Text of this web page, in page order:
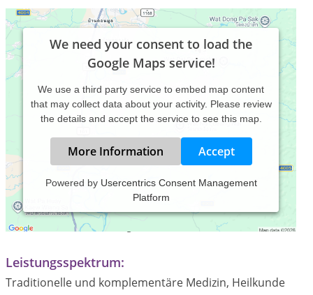
We need your consent to load the
Google Maps service!
We use a third party service to embed map content
that may collect data about your activity. Please review
the details and accept the service to see this map.
More Information Accept
Powered by Usercentrics Consent Management
Platform
Praxiszeiten:
Termin nach Vereinbarung
Leistungsspektrum:
Traditionelle und komplementäre Medizin, Heilkunde